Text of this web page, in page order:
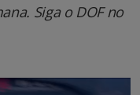
Siga o DOF no